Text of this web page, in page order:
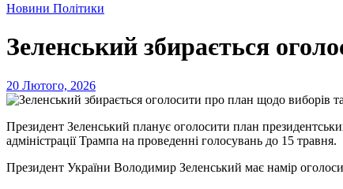
Новини Політики
Зеленський збирається
20 Лютого, 2026
Президент Зеленський планує оголосити план
адміністрації Трампа на проведенні голосувань до 15 травня.
Президент України Володимир Зеленський має намір